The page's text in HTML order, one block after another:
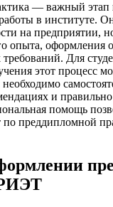
— важный этап
в институте.
на предприятии,
опыта, оформления
Для
этот процесс
и
помощь
по преддипломной